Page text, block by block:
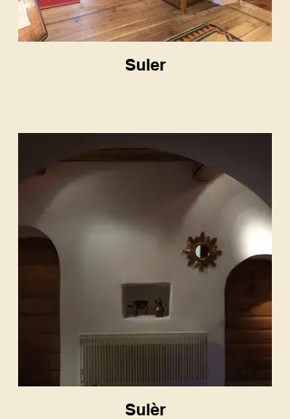
Suler
Sulèr